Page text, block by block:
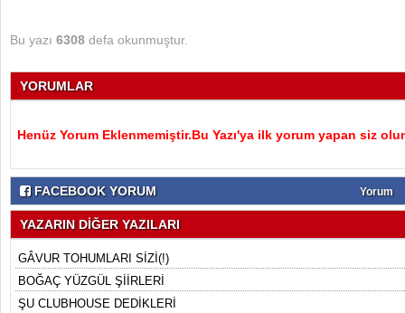
Bu yazı 6308 defa okunmuştur.
YORUMLAR
Henüz Yorum Eklenmemiştir.Bu Yazı'ya ilk yorum yapan siz
FACEBOOK YORUM Yorum
YAZARIN DİĞER YAZILARI
GÂVUR TOHUMLARI SİZİ(!)
BOĞAÇ YÜZGÜL ŞİİRLERİ
ŞU CLUBHOUSE DEDİKLERİ